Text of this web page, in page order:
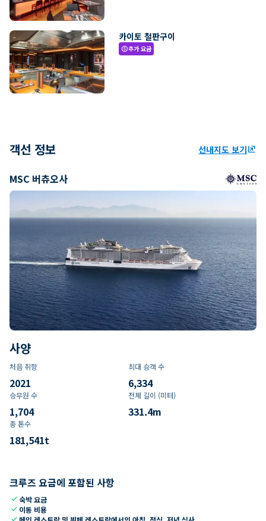
카이토 철판구이
paid추가 요금
객선 정보 선내지도 보기ungroup
MSC 버츄오사
사양
처음 취항
2021
최대 승객 수
6,334
승무원 수
1,704
전체 길이 (미터)
331.4m
총 톤수
181,541t
크루즈 요금에 포함된 사항
check숙박 요금
check 이동 비용